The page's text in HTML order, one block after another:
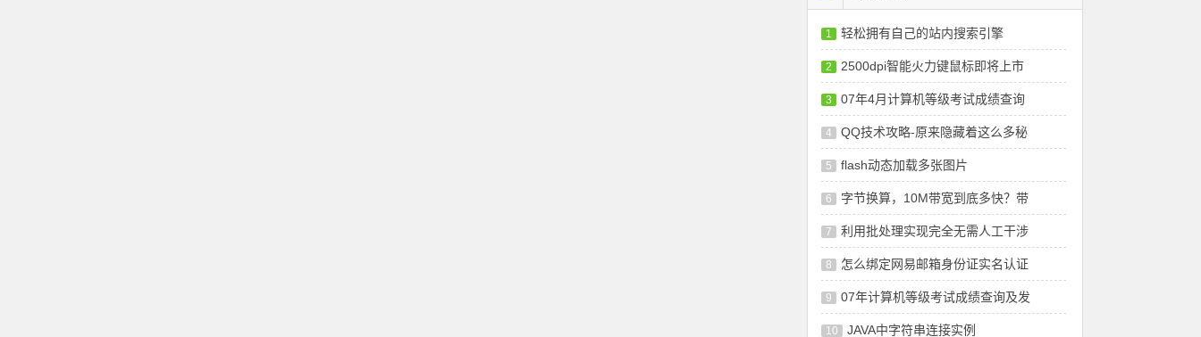
1 轻松拥有自己的站内搜索引擎
2 2500dpi智能火力键鼠标即将上市
3 07年4月计算机等级考试成绩查询
4 QQ技术攻略-原来隐藏着这么多秘
5 flash动态加载多张图片
6 字节换算，10M带宽到底多快？带
7 利用批处理实现完全无需人工干涉
8 怎么绑定网易邮箱身份证实名认证
9 07年计算机等级考试成绩查询及发
10 JAVA中字符串连接实例